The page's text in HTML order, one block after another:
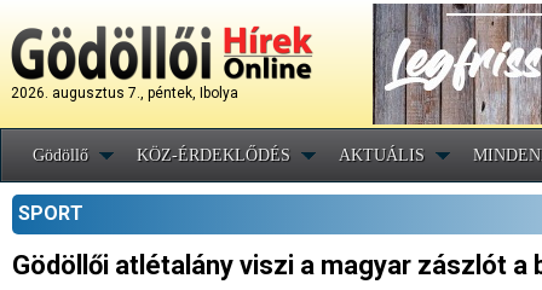
2026. augusztus 7., péntek, Ibolya
Gödöllő KÖZ-ÉRDEKLŐDÉS AKTUÁLIS
SPORT
Gödöllői atlétalány viszi a magyar zászlót a